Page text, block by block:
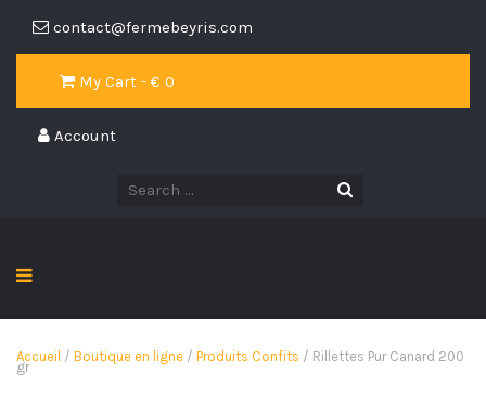
contact@fermebeyris.com
My Cart - € 0
Account
Accueil / Boutique en ligne / Produits Confits / Rillettes Pur Canard 200
gr